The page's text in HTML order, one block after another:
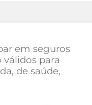
em seguros
válidos para
de saúde,